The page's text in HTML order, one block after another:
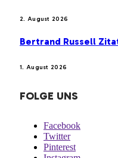
2. August 2026
Bertrand Russell
1. August 2026
FOLGE UNS
Facebook
Twitter
Pinterest